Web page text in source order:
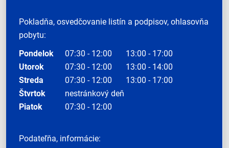
Pokladňa, osvedčovanie listín a podpisov, ohlasovňa
pobytu:
Pondelok
07:30 - 12:00
13:00 - 17:00
Utorok
07:30 - 12:00
13:00 - 14:00
Streda
07:30 - 12:00
13:00 - 17:00
Štvrtok
nestránkový deň
Piatok
07:30 - 12:00
Podateľňa, informácie: